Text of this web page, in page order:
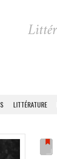
LITTÉRATURE